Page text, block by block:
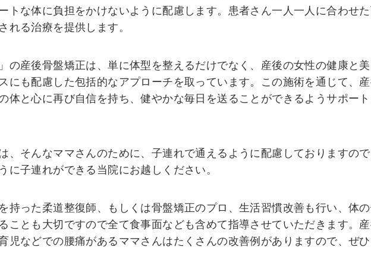
トな体に負担をかけないように配慮します。患者さん一人一人に合わせ
れる治療を提供します。
の産後骨盤矯正は、単に体型を整えるだけでなく、産後の女性の健康と美
にも配慮した包括的なアプローチを取っています。この施術を通じて、
体と心に再び自信を持ち、健やかな毎日を送ることができるようサポート
、そんなママさんのために、子連れで通えるように配慮しておりますので
に子連れができる当院にお越しください。
持った柔道整復師、もしくは骨盤矯正のプロ、生活習慣改善も行い、体
ことも大切ですので全て食事面なども含めて指導させていただきます。
児などでの腰痛があるママさんはたくさんの改善例がありますので、ぜ